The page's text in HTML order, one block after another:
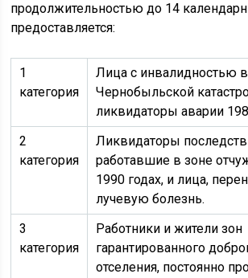
продолжительностью до 14
предоставляется:
1
категория
Лица с инвалидностью
Чернобыльской
ликвидаторы аварии
2
категория
Ликвидаторы
работавшие в зоне
1990 годах, и лица,
лучевую болезнь.
3
категория
Работники и жители зон
гарантированного
отселения, постоянно